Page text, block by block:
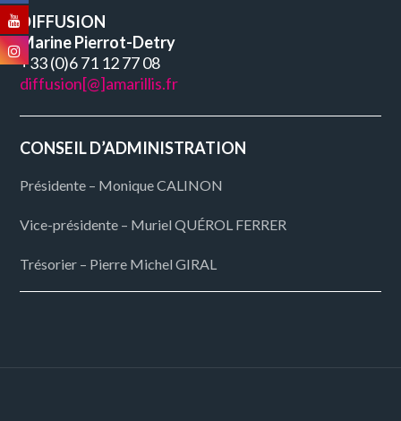
DIFFUSION
Marine Pierrot-Detry
+33 (0)6 71 12 77 08
diffusion[@]amarillis.fr
CONSEIL D’ADMINISTRATION
Présidente – Monique CALINON
Vice-présidente – Muriel QUÉROL FERRER
Trésorier – Pierre Michel GIRAL